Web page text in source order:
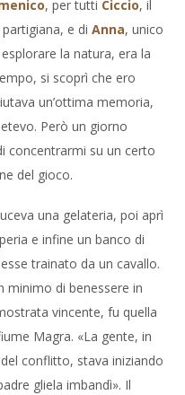
, per tutti Ciccio, il
e di Anna, unico
la natura, era la
si scoprì che ero
un’ottima memoria,
Però un giorno
concentrarmi su un certo
del gioco.
una gelateria, poi aprì
e infine un banco di
trainato da un cavallo.
minimo di benessere in
vincente, fu quella
Magra. «La gente, in
conflitto, stava iniziando
gliela imbandì». Il